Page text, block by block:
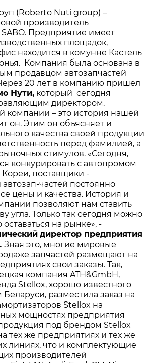
(Roberto Nuti group) –
производитель
Предприятие имеет
площадок,
находится в комунне Кастель
Компания была основана в
продавцом автозапчастей
20 лет в компанию пришел
Нути, который сегодня
директором.
компании – это история нашей
он. Этим он объясняет и
качества своей продукции
перед фамилией, а
стимулов. «Сегодня,
конкурировать с автопромом
поставщики -
частей постоянно
цены и качества. История и
позволяют нам ставить
угла. Только так сегодня можно
на рынке», -
директор предприятия
.Зная это, многие мировые
запчастей размещают на
свои заказы. Так,
компания ATH&GmbH,
Stellox, хорошо известного
разместила заказ на
Stellox на
мощностях предприятия
под брендом Stellox
тех же предприятиях и тех же
линиях, что и комплектующие
производителей